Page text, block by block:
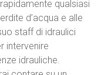
qualsiasi
d’acqua e alle
staff di idraulici
intervenire
idrauliche.